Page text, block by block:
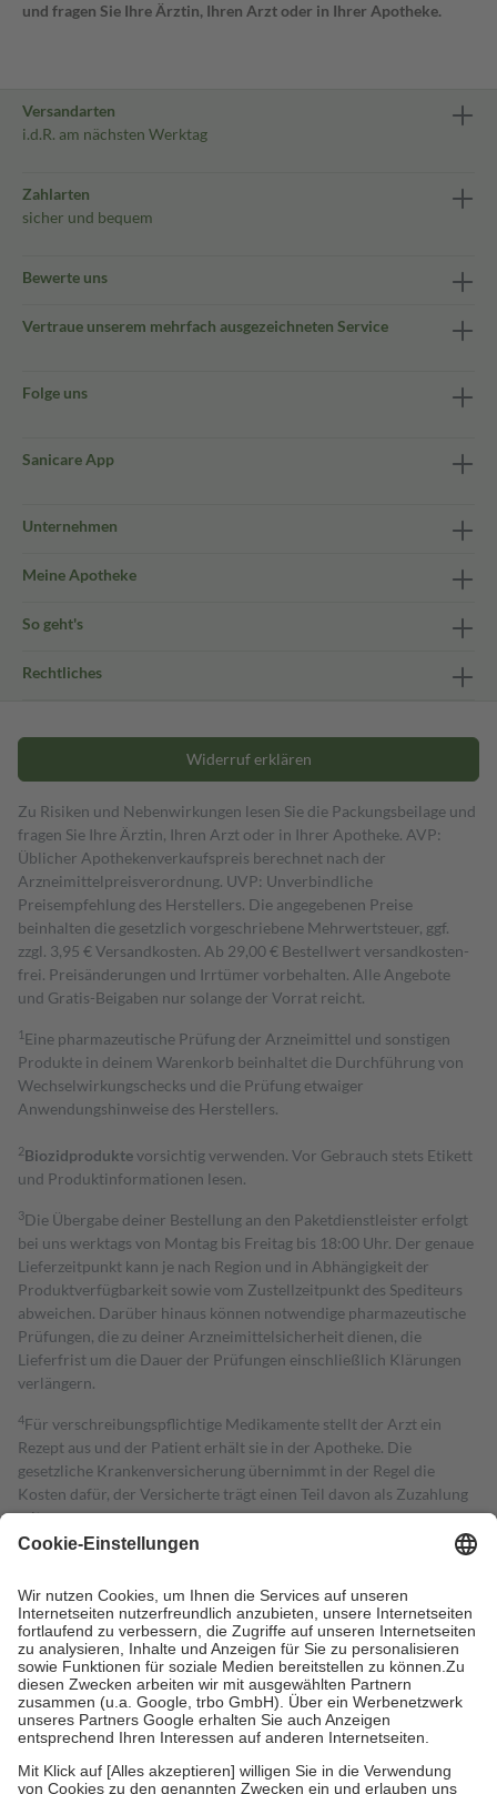
und fragen Sie Ihre Ärztin, Ihren Arzt oder in Ihrer Apotheke.
Versandarten
i.d.R. am nächsten Werktag
Zahlarten
sicher und bequem
Bewerte uns
Vertraue unserem mehrfach ausgezeichneten Service
Folge uns
Sanicare App
Unternehmen
Meine Apotheke
So geht's
Rechtliches
Widerruf erklären
Zu Risiken und Nebenwirkungen lesen Sie die Packungsbeilage und
fragen Sie Ihre Ärztin, Ihren Arzt oder in Ihrer Apotheke. AVP:
Üblicher Apothekenverkaufspreis berechnet nach der
Arzneimittelpreisverordnung. UVP: Unverbindliche
Preisempfehlung des Herstellers. Die angegebenen Preise
beinhalten die gesetzlich vorgeschriebene Mehrwertsteuer, ggf.
zzgl. 3,95 € Versandkosten. Ab 29,00 € Bestell­wert versand­kosten­
frei. Preisänderungen und Irrtümer vorbehalten. Alle Angebote
und Gratis-Beigaben nur solange der Vorrat reicht.
1 Eine pharmazeutische Prüfung der Arzneimittel und sonstigen
Produkte in deinem Warenkorb beinhaltet die Durchführung von
Wechselwirkungschecks und die Prüfung etwaiger
Anwendungshinweise des Herstellers.
2Biozidproduktevorsichtig verwenden. Vor Gebrauch stets Etikett
und Produktinformationen lesen.
3Die Übergabe deiner Bestellung an den Paketdienstleister erfolgt
bei uns werktags von Montag bis Freitag bis 18:00 Uhr. Der genaue
Lieferzeitpunkt kann je nach Region und in Abhängigkeit der
Produktverfügbarkeit sowie vom Zustellzeitpunkt des Spediteurs
abweichen. Darüber hinaus können notwendige pharmazeutische
Prüfungen, die zu deiner Arzneimittelsicherheit dienen, die
Lieferfrist um die Dauer der Prüfungen einschließlich Klärungen
verlängern.
4Für verschreibungspflichtige Medikamente stellt der Arzt ein
Rezept aus und der Patient erhält sie in der Apotheke. Die
gesetzliche Krankenversicherung übernimmt in der Regel die
Kosten dafür, der Versicherte trägt einen Teil davon als Zuzahlung
mit.
Grundsätzlich leisten Mitglieder Zuzahlungen in Höhe von zehn
höchstens zehn Euro.
Es sind jedoch nie mehr als die tatsächlichen
Kosten der Leistung zu entrichten.
Diese Regeln gelten grundsätzlich auch für Online-Apotheken.
Bei Heilmitteln und häuslicher Krankenpflege beträgt die
Zuzahlung zehn Prozent der Kosten sowie zehn Euro je
Verordnung.
Um das Engagement der Versicherten für ihre eigene Gesundheit zu
stärken und die besondere Stellung der Familie zu unterstützen,
fallenkeine Zuzahlungenan bei: